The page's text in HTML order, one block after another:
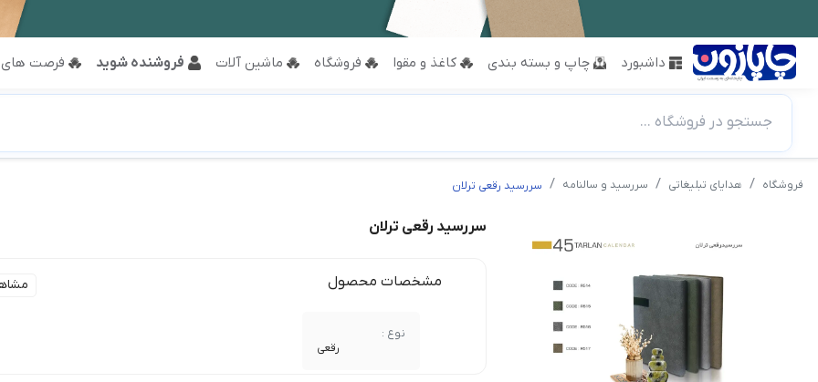
داشبورد چاپ و بسته بندی کاغذ و مقوا فروشگاه ماشین آلات فروشنده شوید فرصت
جستجو در فروشگاه ...
فروشگاه هدایای تبلیغاتی سررسید و سالنامه سررسید رقعی ترلان
سررسید رقعی ترلان
مشخصات محصول
نوع :
رقعی